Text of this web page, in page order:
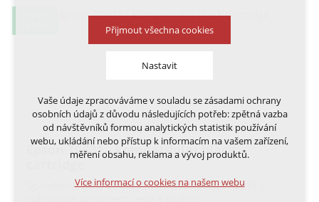
Epson T0801 - kompatibilní black
Spolehlivá, plně kompatibilní inkoustová náplň s
Přijmout všechna cookies
Nastavit
Technická cookies
nutná pro provozování webu
udržení kontextu stránek (session): případná
přihlášení, volby jazyka, apod.
Volitelná cookies
analytická pro anonymizované vyhodnocení
Vaše údaje zpracováváme v souladu se zásadami ochrany
osobních údajů z důvodu následujících potřeb: zpětná vazba
od návštěvníků formou analytických statistik používání
webu, ukládání nebo přístup k informacím na vašem zařízení,
měření obsahu, reklama a vývoj produktů.
Více informací o cookies na našem webu